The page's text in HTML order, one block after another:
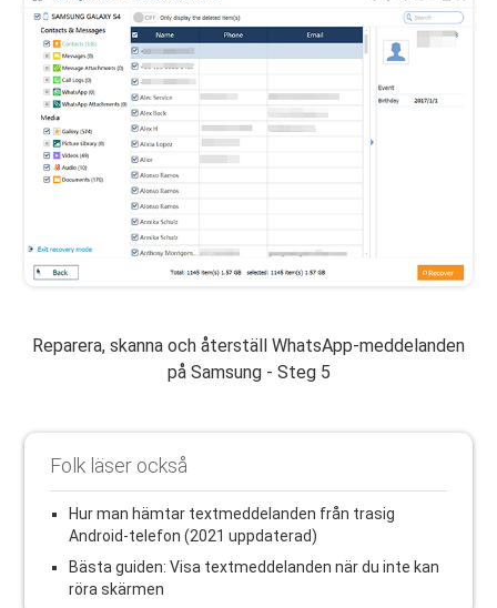
Reparera, skanna och återställ WhatsApp-meddelanden
på Samsung - Steg 5
Folk läser också
Hur man hämtar textmeddelanden från trasig
Android-telefon (2021 uppdaterad)
Bästa guiden: Visa textmeddelanden när du inte kan
röra skärmen